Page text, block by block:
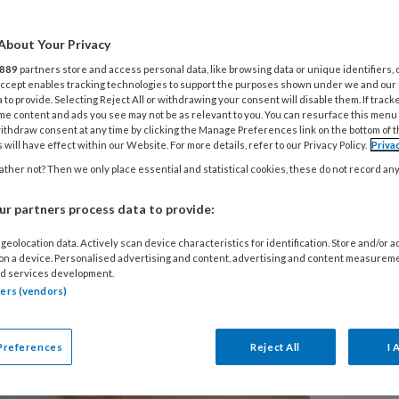
de kans op M. Dupuytren.1-3
risicofactoren. 4-12Wat het
bekend. Een aanpak van
daarom mogelijk het beste.
Your Privacy
889 partners store and access personal data, like browsing data or unique identifiers,
enables tracking technologies to support the purposes shown under we and
to provide. Selecting Reject All or withdrawing your consent will disable them. If
content and ads you see may not be as relevant to you. You can resurface this
consent at any time by clicking the Manage Preferences link on the bottom of
will have effect within our Website. For more details, refer to our Privacy Policy.
not? Then we only place essential and statistical cookies, these do not record
partners process data to provide:
data. Actively scan device characteristics for identification. Store and/or
a device. Personalised advertising and content, advertising and content
services development.
(vendors)
Reject All I